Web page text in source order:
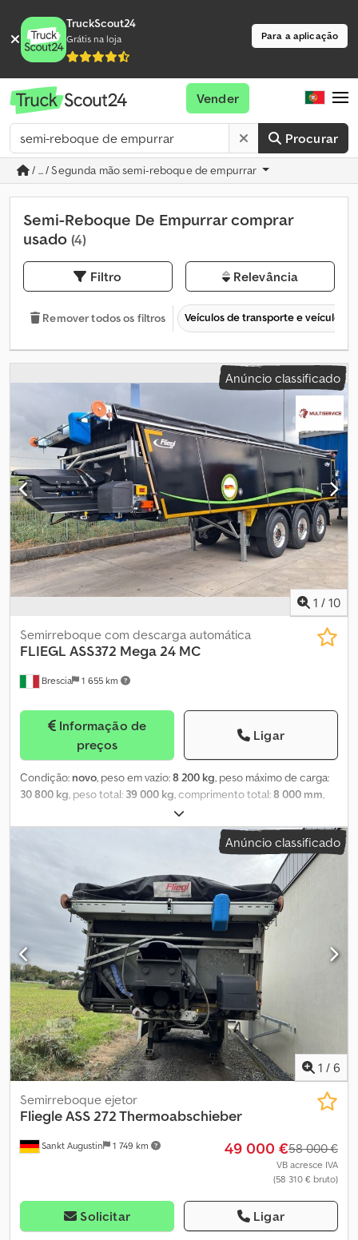
TruckScout24
Grátis na loja Para a aplicação
Procurar
Vender
/ ... / Segunda mão semi-reboque de empurrar
Semi-Reboque De Empurrar comprar
usado (4)
Filtro Relevância
Remover todos os filtros Veículos de transporte e veículos
Anúncio classificado
1 / 10
Brescia 1 655 km
Semirreboque com descarga automática
FLIEGL ASS372 Mega 24 MC
Informação de
preços
Ligar
Condição: novo, peso em vazio:8 200 kg, peso máximo de carga:
30 800 kg, peso total: 39 000 kg, comprimento total:8 000 mm,
, suspensão:
R 22,5, estado dos pneus:100 percentagem, cor:preto,
, Novo, travões de disco BPW, 1º eixo elevatório,
jantes de liga leve, descarga traseira por empurrão através de
pistão hidráulico, isolado, abertura mecânica da lateral, cobertura
elétrica Cramaro, capacidade de 24 metros cúbicos. Dkedpfxsyv E
Sws Af Uer
Anúncio classificado
1 / 6
Sankt Augustin 1 749 km
Semirreboque ejetor
FliegleASS 272 Thermoabschieber
49 000 €58 000 €
VB acresce IVA
(58 310 € bruto)
Solicitar Ligar